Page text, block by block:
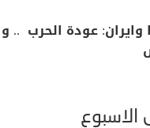
وايران: عودة الحرب .. و
الأسبوع